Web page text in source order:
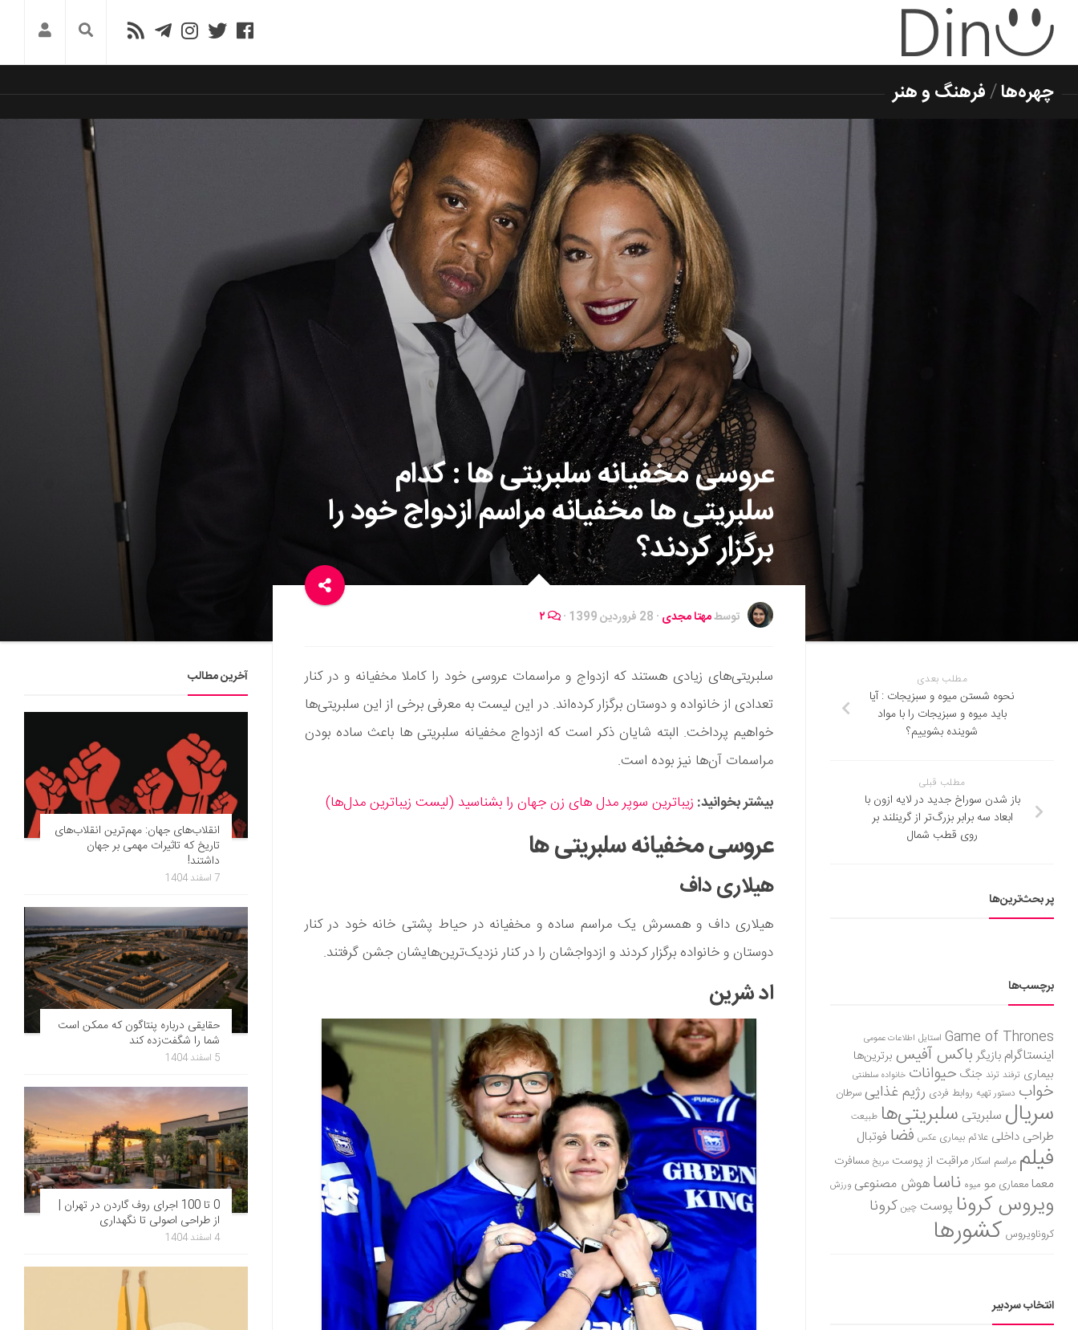
چهره‌ها/فرهنگ و هنر
عروسی مخفیانه سلبریتی ها : کدام
سلبریتی ها مخفیانه مراسم ازدواج خود را
برگزار کردند؟
توسطمهتا مجدی · 28 فروردین 1399 ·
سلبریتی‌های زیادی هستند که ازدواج و مراسمات عروسی خود را کاملا مخفیانه و در کنار
تعدادی از خانواده و دوستان برگزار کرده‌اند. در این لیست به معرفی برخی از این سلبریتی‌ها
خواهیم پرداخت. البته شایان ذکر است که ازدواج مخفیانه سلبریتی ها باعث ساده بودن
مراسمات آن‌ها نیز بوده است.
بیشتر بخوانید: زیباترین سوپر مدل های زن جهان را بشناسید (لیست زیباترین مدل‌ها)
عروسی مخفیانه سلبریتی ها
هیلاری داف
هیلاری داف و همسرش یک مراسم ساده و مخفیانه در حیاط پشتی خانه خود در کنار
دوستان و خانواده برگزار کردند و ازدواجشان را در کنار نزدیک‌ترین‌هایشان جشن گرفتند.
اد شرین
مطلب بعدی
نحوه شستن میوه و سبزیجات : آیا
باید میوه و سبزیجات را با مواد
شوینده بشوییم؟
مطلب قبلی
باز شدن سوراخ جدید در لایه ازون با
ابعاد سه برابر بزرگ‌تر از گرینلند بر
روی قطب شمال
پر بحث‌ترین‌ها
برچسب‌ها
Game of Thrones استایل اطلاعات عمومی
اینستاگرام بازیگر باکس آفیس برترین‌ها
بیماری ترفند ترند جنگ حیوانات خانواده سلطنتی
خواب دستور تهیه روابط فردی رژیم غذاییسرطان
سریال سلبریتی سلبریتی‌ها طبیعت
طراحی داخلی علائم بیماری عکس فضا فوتبال
فیلم مراسم اسکارمراقبت از پوست مریخ مسافرت
معمامعماری مو میوه ناساهوش مصنوعی ورزش
ویروس کرونا پوست چین کرونا
کروناویروس کشورها
انتخاب سردبیر
آخرین مطالب
انقلاب‌های جهان: مهم‌ترین انقلاب‌های
تاریخ که تاثیرات مهمی بر جهان
داشتند!
7 اسفند 1404
حقایقی درباره پنتاگون که ممکن است
شما را شگفت‌زده کند
5 اسفند 1404
0 تا 100 اجرای روف گاردن در تهران |
از طراحی اصولی تا نگهداری
4 اسفند 1404